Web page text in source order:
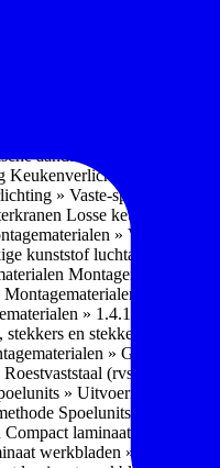
aandachtspunten
Keukenverlichting » Installatie
» Vaste-spanning
Losse
»
kunststof
Montagematerialen
Montagematerialen »
» 1.4.1 Plasmafilter
stekkers en stekkerblokken
»
(rvs)
» Uitvoering
Spoelunits »
Compact laminaat werkbladen
werkbladen » Nanotech